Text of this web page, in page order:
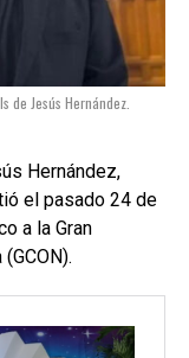
de Jesús Hernández.
Hernández,
el pasado 24 de
a la Gran